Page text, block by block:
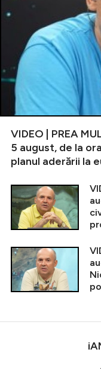
VIDEO | PREA
5 august, de la
planul aderării la